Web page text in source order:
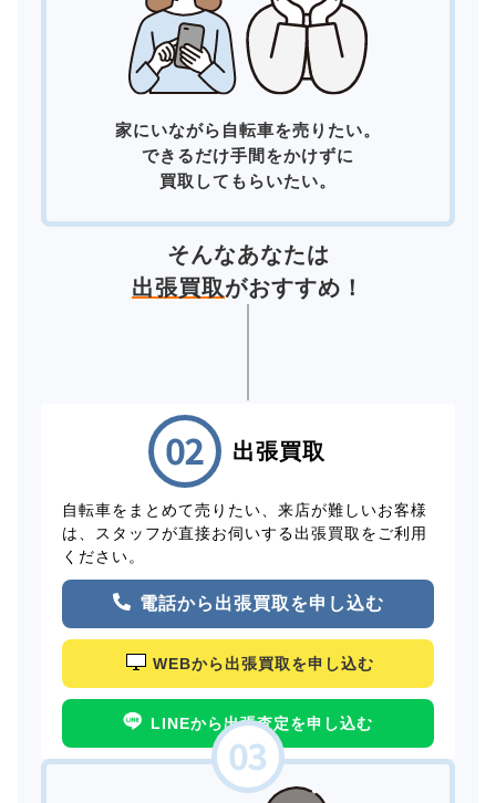
家にいながら自転車を売りたい。
できるだけ手間をかけずに
買取してもらいたい。
そんなあなたは
出張買取がおすすめ！
出張買取
自転車をまとめて売りたい、来店が難しいお客様
は、スタッフが直接お伺いする出張買取をご利用
ください。
電話から出張買取を申し込む
WEBから出張買取を申し込む
LINEから出張査定を申し込む